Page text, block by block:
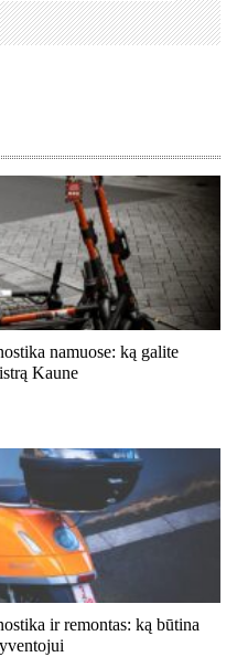
namuose: ką galite
Kaune
ir remontas: ką būtina